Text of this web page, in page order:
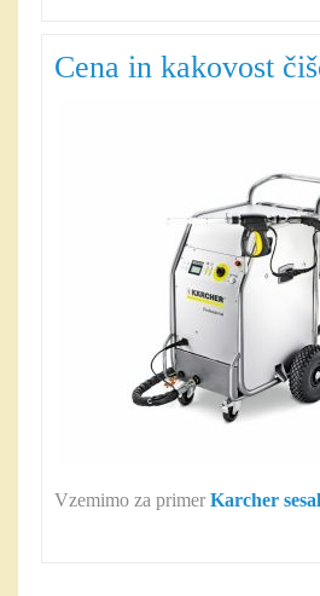
Cena in kakovost
Vzemimo za primer Karcher